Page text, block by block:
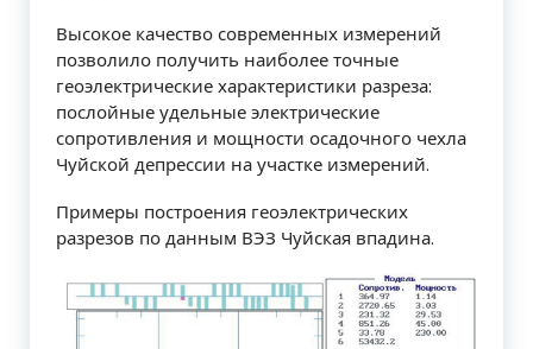
Высокое качество современных измерений
позволило получить наиболее точные
геоэлектрические характеристики разреза:
послойные удельные электрические
сопротивления и мощности осадочного чехла
Чуйской депрессии на участке измерений.
Примеры построения геоэлектрических
разрезов по данным ВЭЗ Чуйская впадина.